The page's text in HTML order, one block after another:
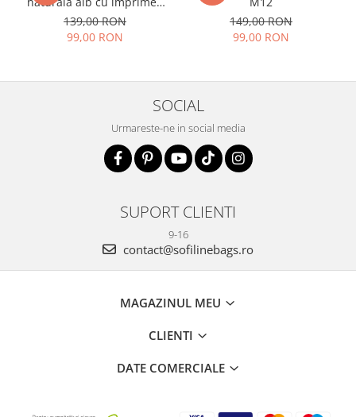
B-8912 07
139,00 RON
99,00 RON
149,00 RON
99,00 RON
SOCIAL
Urmareste-ne in social media
SUPORT CLIENTI
9-16
contact@sofilinebags.ro
MAGAZINUL MEU
CLIENTI
DATE COMERCIALE